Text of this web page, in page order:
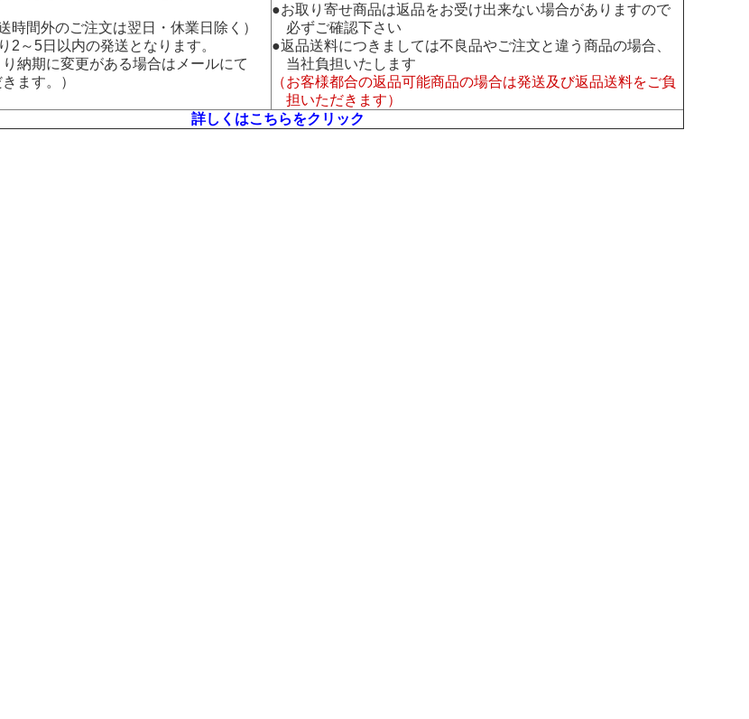
時間外のご注文は翌日・休業日除く）
2～5日以内の発送となります。
納期に変更がある場合はメールにて
ます。）
●お取り寄せ商品は返品をお受け出来ない場合がありますので
必ずご確認下さい
●返品送料につきましては不良品やご注文と違う商品の場合、
当社負担いたします
（お客様都合の返品可能商品の場合は発送及び返品送料をご負
担いただきます）
詳しくはこちらをクリック